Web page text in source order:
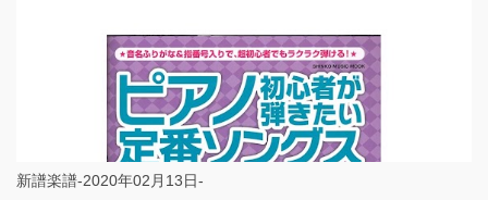
新譜楽譜-2020年02月13日-